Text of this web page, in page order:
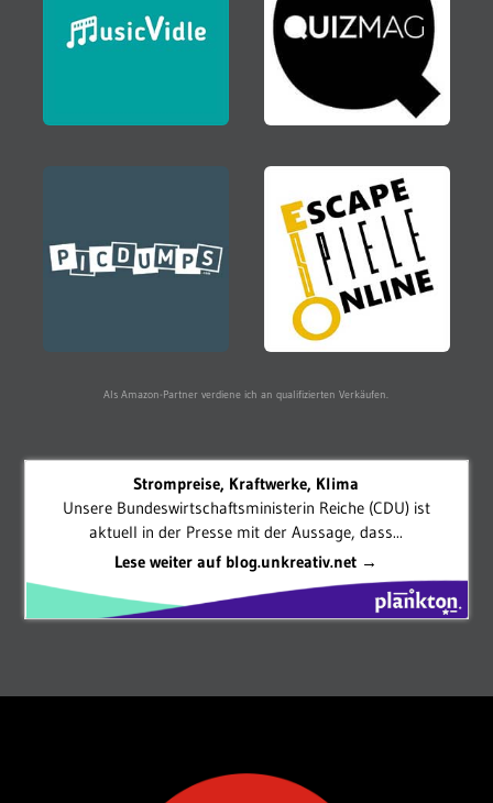
Als Amazon-Partner verdiene ich an qualifizierten Verkäufen.
Strompreise, Kraftwerke, Klima
Unsere Bundeswirtschaftsministerin Reiche (CDU) ist
aktuell in der Presse mit der Aussage, dass...
Lese weiter auf blog.unkreativ.net →